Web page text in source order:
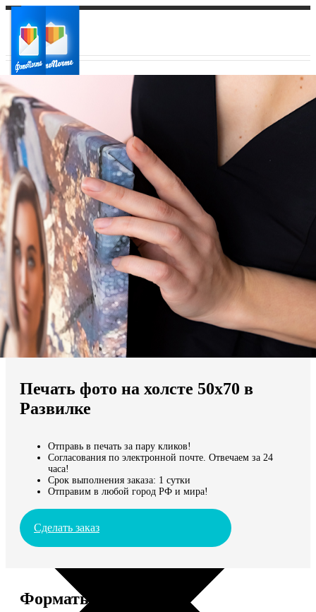
Ваш город:
Ваш регион доставки
Выберите из списка:
Мы доставляем по всему миру
Продолжить без города
Печать фото на холсте 50х70 в
Развилке
Отправь в печать за пару кликов!
Согласования по электронной почте. Отвечаем за 24
часа!
Срок выполнения заказа: 1 сутки
Отправим в любой город РФ и мира!
Сделать заказ
Форматы и цены